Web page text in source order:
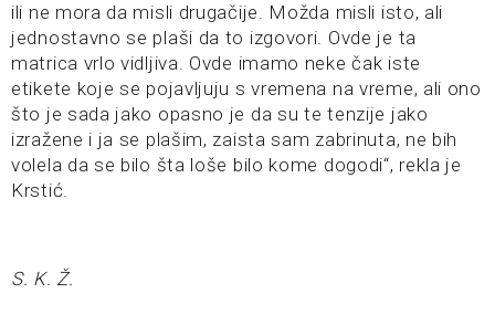
ili ne mora da misli drugačije. Možda misli isto, ali
jednostavno se plaši da to izgovori. Ovde je ta
matrica vrlo vidljiva. Ovde imamo neke čak iste
etikete koje se pojavljuju s vremena na vreme, ali ono
što je sada jako opasno je da su te tenzije jako
izražene i ja se plašim, zaista sam zabrinuta, ne bih
volela da se bilo šta loše bilo kome dogodi“, rekla je
Krstić.
S. K. Ž.